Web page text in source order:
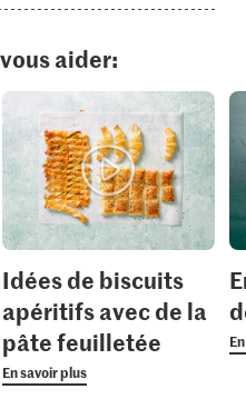
aider:
Idées de biscuits
apéritifs avec de la
pâte feuilletée
En savoir plus